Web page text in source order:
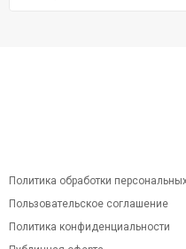
Политика обработки
Пользовательское соглашение
Политика конфиденциальности